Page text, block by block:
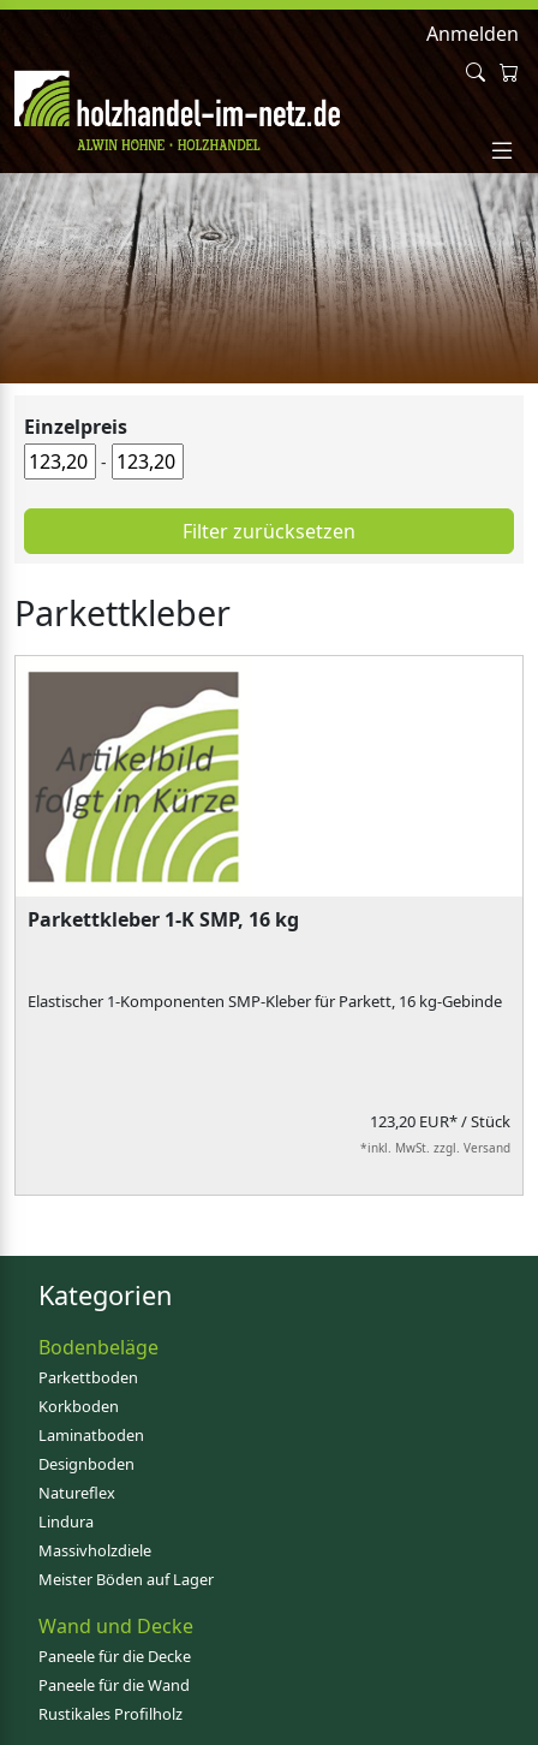
Anmelden
Einzelpreis
-
Filter zurücksetzen
Parkettkleber
Parkettkleber 1-K SMP, 16 kg
Elastischer 1-Komponenten SMP-Kleber für Parkett, 16 kg-Gebinde
123,20 EUR*/ Stück
*inkl. MwSt. zzgl. Versand
Kategorien
Bodenbeläge
Parkettboden
Korkboden
Laminatboden
Designboden
Natureflex
Lindura
Massivholzdiele
Meister Böden auf Lager
Wand und Decke
Paneele für die Decke
Paneele für die Wand
Rustikales Profilholz